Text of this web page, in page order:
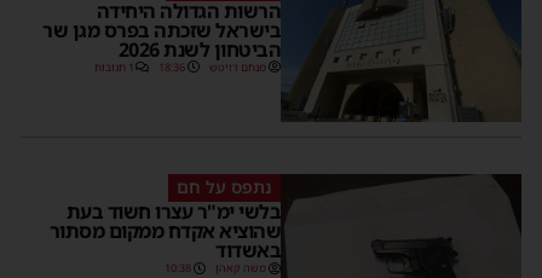
הרשות הגדולה היחידה
בישראל שזכתה בפרס מגן שר
הביטחון לשנת 2026
מנחם דויטש 18:36 1 תגובות
נתפס על חם
בלשי ימ"ר עצרו חשוד בעת
שהוציא אקדח ממקום מסתור
באשדוד
משה קאהן 10:38